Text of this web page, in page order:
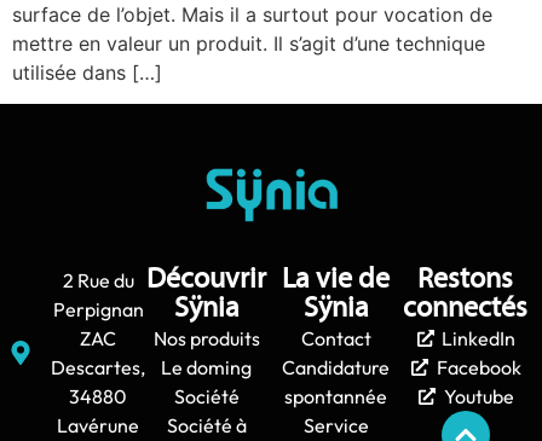
surface de l’objet. Mais il a surtout pour vocation de
mettre en valeur un produit. Il s’agit d’une technique
utilisée dans […]
2 Rue du
Perpignan
ZAC
Descartes,
34880
Lavérune
Découvrir
Sÿnia
Nos produits
Le doming
Société
Société à
La vie de
Sÿnia
Contact
Candidature
spontannée
Service
Restons
connectés
LinkedIn
Facebook
Youtube